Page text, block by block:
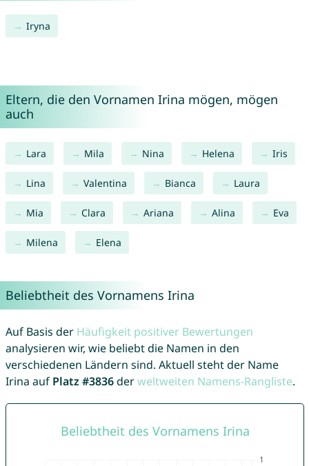
Iryna
Eltern, die den Vornamen Irina mögen, mögen
auch
Lara Mila Nina Helena Iris
Lina Valentina Bianca Laura
Mia Clara Ariana Alina Eva
Milena Elena
Beliebtheit des Vornamens Irina
Auf Basis der Häufigkeit positiver Bewertungen
analysieren wir, wie beliebt die Namen in den
verschiedenen Ländern sind. Aktuell steht der Name
Irina auf Platz #3836derweltweiten Namens-Rangliste.